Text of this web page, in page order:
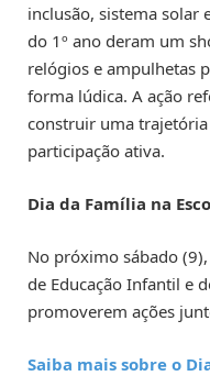
inclusão, sistema solar
do 1º ano deram um
relógios e ampulhetas
forma lúdica. A ação
construir uma
participação ativa.
Dia da Família na
No próximo sábado
de Educação Infantil e
promoverem ações
Saiba mais sobre o